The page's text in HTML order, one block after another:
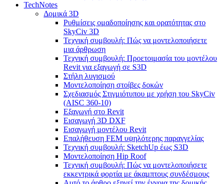
TechNotes
Δομικά 3D
Ρυθμίσεις ομαδοποίησης και ορατότητας στο
SkyCiv 3D
Τεχνική συμβουλή: Πώς να μοντελοποιήσετε
μια άρθρωση
Τεχνική συμβουλή: Προετοιμασία του μοντέλου
Revit για εξαγωγή σε S3D
Στήλη λυγισμού
Μοντελοποίηση στοίβες δοκών
Σχεδιασμός Στιγμιότυπου με χρήση του SkyCiv
(AISC 360-10)
Εξαγωγή στο Revit
Εισαγωγή 3D DXF
Εισαγωγή μοντέλου Revit
Επαλήθευση FEM υψηλότερης παραγγελίας
Τεχνική συμβουλή: SketchUp έως S3D
Μοντελοποίηση Hip Roof
Τεχνική συμβουλή: Πώς να μοντελοποιήσετε
εκκεντρικά φορτία με άκαμπτους συνδέσμους